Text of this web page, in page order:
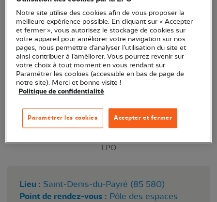
de très bonnes conditions.
LPO
Lieu : Saint-Denis-du-Payré (85 580)
Point de rendez-vous : Pôle des espaces
Notre site utilise des cookies afin de vous proposer la
meilleure expérience possible. En cliquant sur « Accepter
et fermer », vous autorisez le stockage de cookies sur
votre appareil pour améliorer votre navigation sur nos
pages, nous permettre d’analyser l’utilisation du site et
ainsi contribuer à l’améliorer. Vous pourrez revenir sur
votre choix à tout moment en vous rendant sur
Paramétrer les cookies (accessible en bas de page de
notre site). Merci et bonne visite !
Politique de confidentialité
Accepter et fermer
Paramétrer les cookies